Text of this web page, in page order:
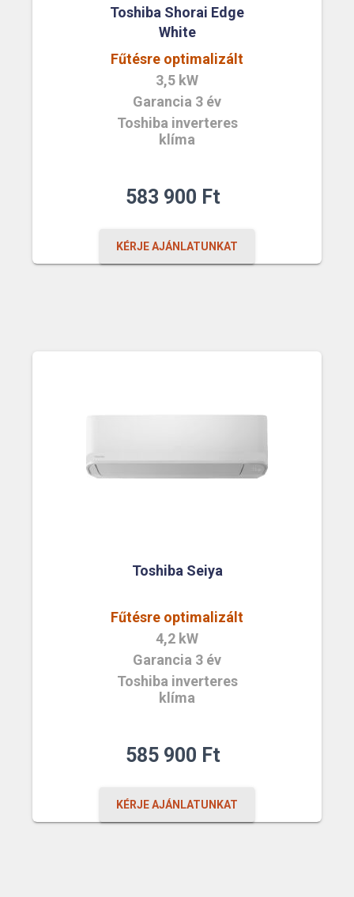
Toshiba Shorai Edge
White
Fűtésre optimalizált
3,5 kW
Garancia 3 év
Toshiba inverteres
klíma
583 900 Ft
KÉRJE AJÁNLATUNKAT
Toshiba Seiya
Fűtésre optimalizált
4,2 kW
Garancia 3 év
Toshiba inverteres
klíma
585 900 Ft
KÉRJE AJÁNLATUNKAT